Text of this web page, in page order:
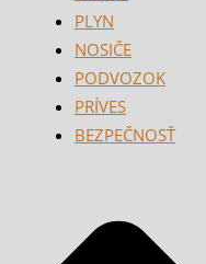
PLYN
NOSIČE
PODVOZOK
PRÍVES
BEZPEČNOSŤ